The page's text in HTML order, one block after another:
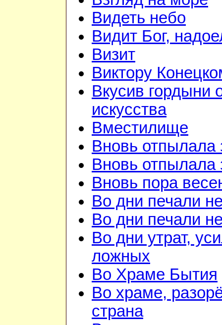
Видеть небо
Видит Бог,
Визит
Виктору
Вкусив гордыни
искусства
Вместилище
Вновь отпылала
Вновь отпылала
Вновь пора
Во дни печали
Во дни печали
Во дни утрат,
ложных
Во Храме Бытия
Во храме,
страна